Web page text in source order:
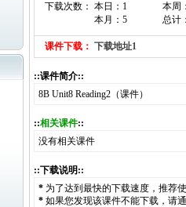
下载次数： 本日：1
本月：5
本周
总计
课件下载： 下载地址1
::课件简介::
8B Unit8 Reading2（课件）
::相关课件::
没有相关课件
::下载说明::
* 为了达到最快的下载速度，推荐
* 如果您发现该课件不能下载，请